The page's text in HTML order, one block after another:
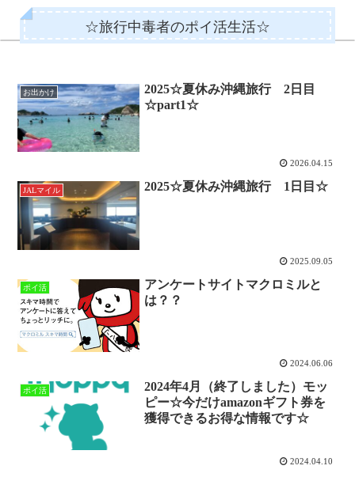
☆旅行中毒者のポイ活生活☆
お出かけ
2025☆夏休み沖縄旅行 2日目
☆part1☆
2026.04.15
JALマイル 2025☆夏休み沖縄旅行 1日目☆
2025.09.05
ポイ活
アンケートサイトマクロミルと
は？？
2024.06.06
ポイ活
2024年4月（終了しました）モッ
ピー☆今だけamazonギフト券を
獲得できるお得な情報です☆
2024.04.10